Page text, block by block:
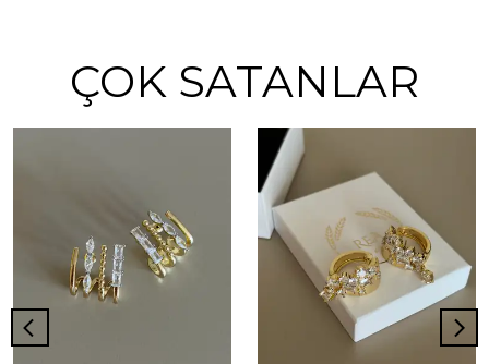
ÇOK SATANLAR